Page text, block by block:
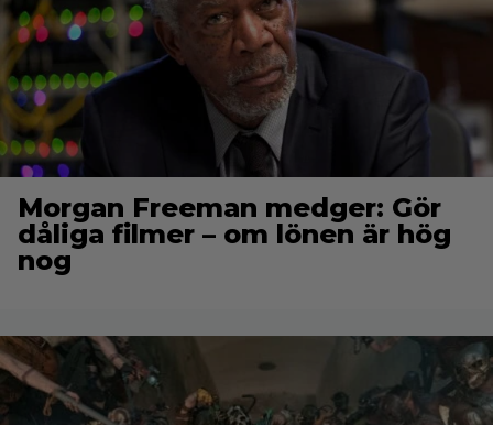
Morgan Freeman medger: Gör
dåliga filmer – om lönen är hög
nog